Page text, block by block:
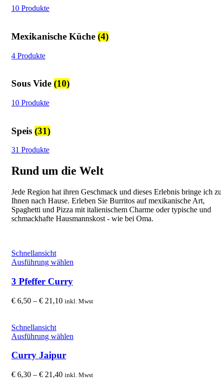
10 Produkte
Mexikanische Küche (4)
4 Produkte
Sous Vide (10)
10 Produkte
Speis (31)
31 Produkte
Rund um die Welt
Jede Region hat ihren Geschmack und dieses Erlebnis bringe ich
Ihnen nach Hause. Erleben Sie Burritos auf mexikanische Art,
Spaghetti und Pizza mit italienischem Charme oder typische und
schmackhafte Hausmannskost - wie bei Oma.
Schnellansicht
Ausführung wählen
Varianten
auf.
auf
werden
3 Pfeffer Curry
€ 6,50 – € 21,10Preisspanne:
inkl. Mwst
Schnellansicht
Ausführung wählen
Varianten
Curry Jaipur
€ 6,30 – € 21,40Preisspanne:
inkl. Mwst